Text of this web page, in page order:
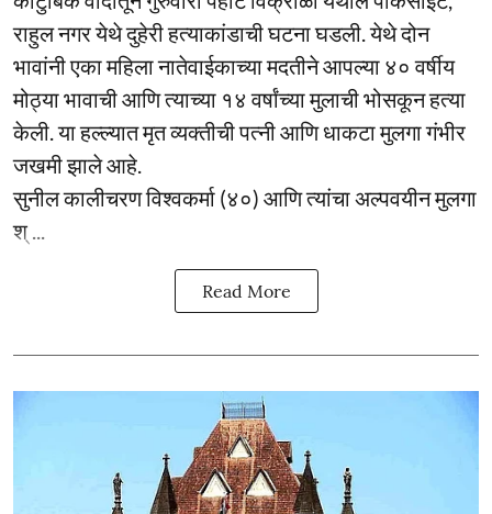
राहुल नगर येथे दुहेरी हत्याकांडाची घटना घडली. येथे दोन
भावांनी एका महिला नातेवाईकाच्या मदतीने आपल्या ४० वर्षीय
मोठ्या भावाची आणि त्याच्या १४ वर्षांच्या मुलाची भोसकून हत्या
केली. या हल्ल्यात मृत व्यक्तीची पत्नी आणि धाकटा मुलगा गंभीर
जखमी झाले आहे.
सुनील कालीचरण विश्वकर्मा (४०) आणि त्यांचा अल्पवयीन मुलगा
श् ...
Read More